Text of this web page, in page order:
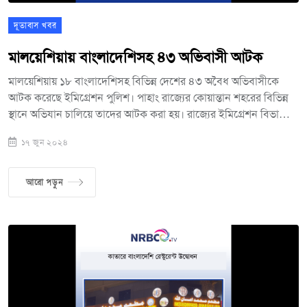
দূতাবাস খবর
মালয়েশিয়ায় বাংলাদেশিসহ ৪৩ অভিবাসী আটক
মালয়েশিয়ায় ১৮ বাংলাদেশিসহ বিভিন্ন দেশের ৪৩ অবৈধ অভিবাসীকে
আটক করেছে ইমিগ্রেশন পুলিশ। পাহাং রাজ্যের কোয়ান্তান শহরের বিভিন্ন
স্থানে অভিযান চালিয়ে তাদের আটক করা হয়। রাজ্যের ইমিগ্রেশন বিভাগের
স্থানীয় জনসাধারণ ও গোয়েন্দা তথ্যের ভিত্তিতে বৃহস্পতিবার রাতে অভিযান
আইনের শর্ত লঙ্ঘন করায় ৪৩ জনকে আটক করা হয়। আটকদের মধ্যে ১৮
বাংলাদেশি, ৪ জন ইন্দোনেশিয়ান, মিয়ানমারের ১৮, ভারতের এক এবং
ডিপোতে ১৪ দিনের রিমান্ডে নেওয়া হয়েছে।
১৭ জুন ২০২৪
আরো পড়ুন